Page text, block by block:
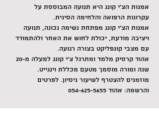
אמנות הצ'י קונג היא תנועה המבוססת על
עקרונות הרפואה והלחימה הסינית.
אמנות הצ'י קונג מפתחת נשימה נכונה, תנועה
ויציבה מודעת, יכולת לחוש את האחר ולהתמודד
עם מצבי קונפליקט בצורה רגועה.
שנה ומורה מוסמך מטעם מכללת וינגייט.
מוזמנים להצטרף לשיעור ניסיון. לפרטים
והרשמה: אהוד 054-625-5655